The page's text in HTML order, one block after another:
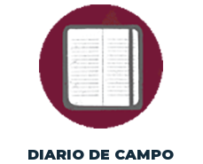
Crónica de los
programas prioritarios
de la SICT en los años
recientes.
DIARIO DE CAMPO